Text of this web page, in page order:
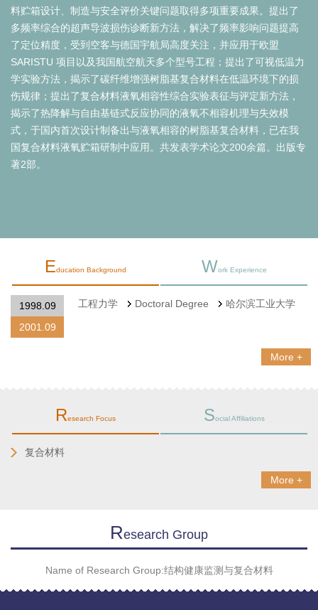
料贮箱设计、制造与安全评价关键问题取得多项重要成果。提出了
多频率综合的超声导波损伤诊断新方法，解决了频率影响问题提高
了定位精度，受到空客与德国宇航局高度关注，并应用于欧盟
SARISTU 项目以及我国航空航天多个型号工程；提出了可视低温力
学实验方法，揭示了碳纤维增强树脂基复合材料在低温环境下的损
伤规律；提出了复合材料液氧相容性综合实验表征与评定新方法，
揭示了热降解与自由基链式反应协同的液氧不相容机理与失效模
式，于国内首次设计制备出与液氧相容的树脂基复合材料，已在我
国复合材料液氧贮箱研制中应用。共发表学术论文200余篇。出版专
著2部。
Education Background Work Experience
1998.09
2001.09
工程力学 Doctoral Degree 哈尔滨工业大学
More +
Research Focus Social Affiliations
复合材料
More +
REsearch Group
Name of Research Group:结构健康监测与复合材料